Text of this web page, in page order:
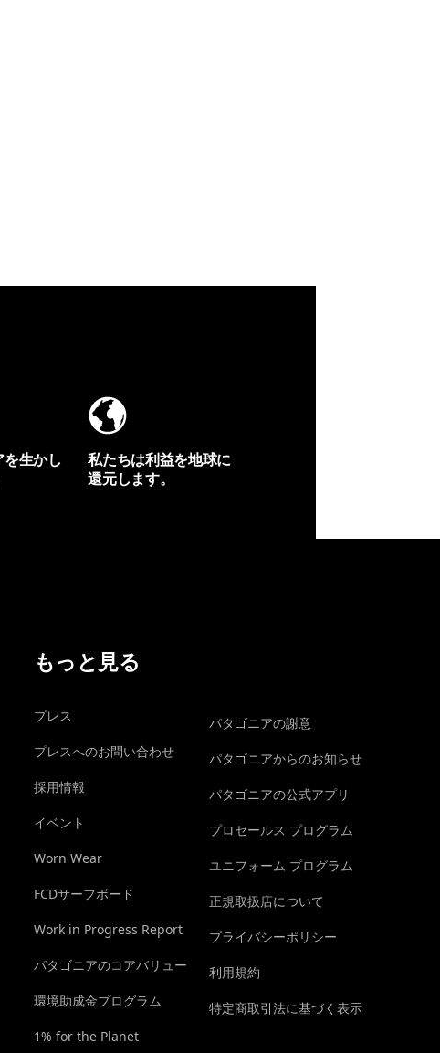
生かし
私たちは利益を地球に
還元します。
もっと見る
プレス
プレスへのお問い合わせ
採用情報
イベント
Worn Wear
FCDサーフボード
Work in Progress Report
パタゴニアのコアバリュー
環境助成金プログラム
1% for the Planet
パタゴニアの謝意
パタゴニアからのお知らせ
パタゴニアの公式アプリ
プロセールス プログラム
ユニフォーム プログラム
正規取扱店について
プライバシーポリシー
利用規約
特定商取引法に基づく表示